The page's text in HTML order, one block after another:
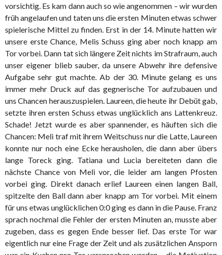
vorsichtig. Es kam dann auch so wie angenommen – wir wurden
früh angelaufen und taten uns die ersten Minuten etwas schwer
spielerische Mittel zu finden. Erst in der 14. Minute hatten wir
unsere erste Chance, Melis Schuss ging aber noch knapp am
Tor vorbei. Dann tat sich längere Zeit nichts im Strafraum, auch
unser eigener blieb sauber, da unsere Abwehr ihre defensive
Aufgabe sehr gut machte. Ab der 30. Minute gelang es uns
immer mehr Druck auf das gegnerische Tor aufzubauen und
uns Chancen herauszuspielen. Laureen, die heute ihr Debüt gab,
setzte ihren ersten Schuss etwas unglücklich ans Lattenkreuz.
Schade! Jetzt wurde es aber spannender, es häuften sich die
Chancen: Meli traf mit ihrem Weitschuss nur die Latte, Laureen
konnte nur noch eine Ecke herausholen, die dann aber übers
lange Toreck ging. Tatiana und Lucia bereiteten dann die
nächste Chance von Meli vor, die leider am langen Pfosten
vorbei ging. Direkt danach erlief Laureen einen langen Ball,
spitzelte den Ball dann aber knapp am Tor vorbei. Mit einem
für uns etwas unglücklichen 0:0 ging es dann in die Pause. Franz
sprach nochmal die Fehler der ersten Minuten an, musste aber
zugeben, dass es gegen Ende besser lief. Das erste Tor war
eigentlich nur eine Frage der Zeit und als zusätzlichen Ansporn